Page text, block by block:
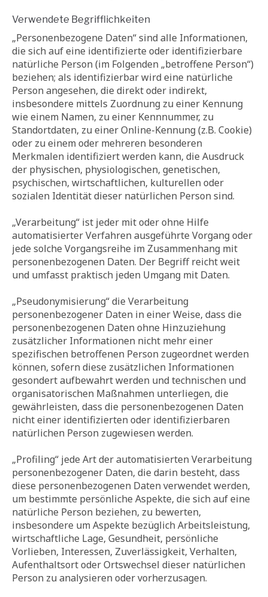
Verwendete Begrifflichkeiten
„Personenbezogene Daten“ sind alle Informationen,
die sich auf eine identifizierte oder identifizierbare
natürliche Person (im Folgenden „betroffene Person“)
beziehen; als identifizierbar wird eine natürliche
Person angesehen, die direkt oder indirekt,
insbesondere mittels Zuordnung zu einer Kennung
wie einem Namen, zu einer Kennnummer, zu
Standortdaten, zu einer Online-Kennung (z.B. Cookie)
oder zu einem oder mehreren besonderen
Merkmalen identifiziert werden kann, die Ausdruck
der physischen, physiologischen, genetischen,
psychischen, wirtschaftlichen, kulturellen oder
sozialen Identität dieser natürlichen Person sind.
„Verarbeitung“ ist jeder mit oder ohne Hilfe
automatisierter Verfahren ausgeführte Vorgang oder
jede solche Vorgangsreihe im Zusammenhang mit
personenbezogenen Daten. Der Begriff reicht weit
und umfasst praktisch jeden Umgang mit Daten.
„Pseudonymisierung“ die Verarbeitung
personenbezogener Daten in einer Weise, dass die
personenbezogenen Daten ohne Hinzuziehung
zusätzlicher Informationen nicht mehr einer
spezifischen betroffenen Person zugeordnet werden
können, sofern diese zusätzlichen Informationen
gesondert aufbewahrt werden und technischen und
organisatorischen Maßnahmen unterliegen, die
gewährleisten, dass die personenbezogenen Daten
nicht einer identifizierten oder identifizierbaren
natürlichen Person zugewiesen werden.
„Profiling“ jede Art der automatisierten Verarbeitung
personenbezogener Daten, die darin besteht, dass
diese personenbezogenen Daten verwendet werden,
um bestimmte persönliche Aspekte, die sich auf eine
natürliche Person beziehen, zu bewerten,
insbesondere um Aspekte bezüglich Arbeitsleistung,
wirtschaftliche Lage, Gesundheit, persönliche
Vorlieben, Interessen, Zuverlässigkeit, Verhalten,
Aufenthaltsort oder Ortswechsel dieser natürlichen
Person zu analysieren oder vorherzusagen.